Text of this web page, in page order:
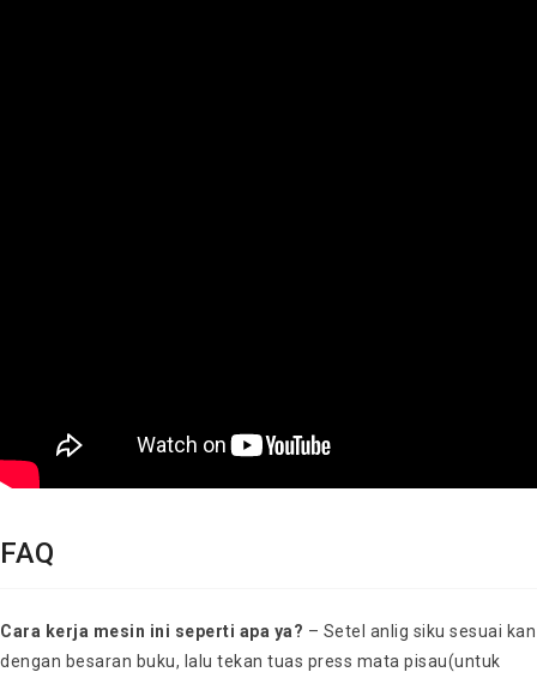
FAQ
Cara kerja mesin ini seperti apa ya? – Setel anlig siku sesuai kan
dengan besaran buku, lalu tekan tuas press mata pisau(untuk